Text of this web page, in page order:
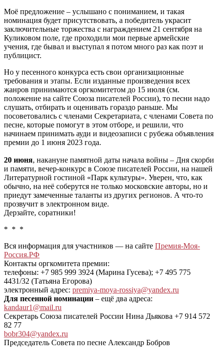
Моё предложение – услышано с пониманием, и такая
номинация будет присутствовать, а победитель украсит
заключительные торжества с награждением 21 сентября на
Куликовом поле, где проходили мои первые армейские
учения, где бывал и выступал я потом много раз как поэт и
публицист.
Но у песенного конкурса есть свои организационные
требования и этапы. Если изданные произведения всех
жанров принимаются оргкомитетом до 15 июля (см.
положение на сайте Союза писателей России), то песни надо
слушать, отбирать и оценивать гораздо раньше. Мы
посоветовались с членами Секретариата, с членами Совета по
песне, которые помогут в этом отборе, и решили, что
начинаем принимать ауди и видеозаписи с рубежа объявления
премии до 1 июня 2023 года.
20 июня, накануне памятной даты начала войны – Дня скорби
и памяти, вечер-конкурс в Союзе писателей России, на нашей
Литературной гостиной «Парк культуры». Уверен, что, как
обычно, на неё соберутся не только московские авторы, но и
приедут замеченные таланты из других регионов. А что-то
прозвучит в электронном виде.
Дерзайте, соратники!
* * *
Вся информация для участников — на сайте Премия-Моя-
Россия.РФ
Контакты оргкомитета премии:
телефоны: +7 985 999 3924 (Марина Гусева); +7 495 775
4431/32 (Татьяна Егорова)
электронный адрес: premiya-moya-rossiya@yandex.ru
Для песенной номинации – ещё два адреса:
kandaur1@mail.ru
Секретарь Союза писателей России Нина Дьякова +7 914 572
82 77
bobr304@yandex.ru
Председатель Совета по песне Александр Бобров